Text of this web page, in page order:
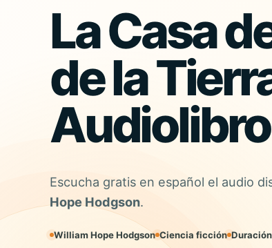
La Casa
de la
Audiolibro
Escucha gratis en español el audio
Hope Hodgson.
William Hope Hodgson Ciencia ficción